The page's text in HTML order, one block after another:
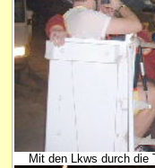
Mit den Lkws durch die